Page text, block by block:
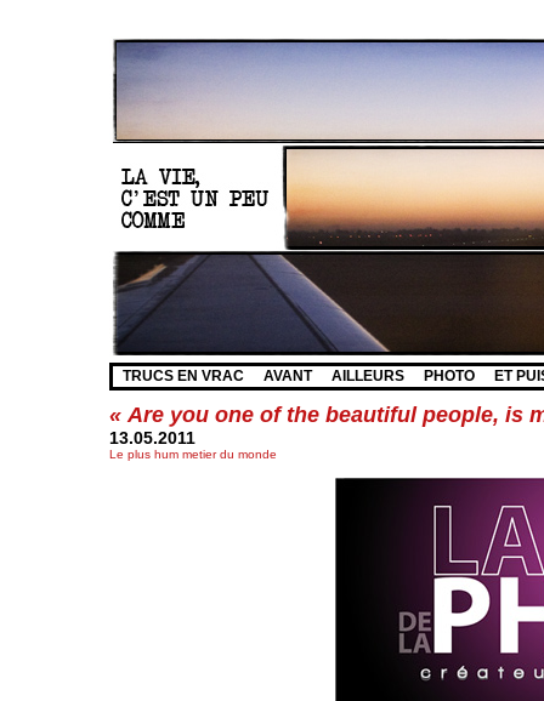
TRUCS EN VRAC AVANT AILLEURS PHOTO ET
« Are you one of the beautiful people, is
13.05.2011
Le plus hum metier du monde